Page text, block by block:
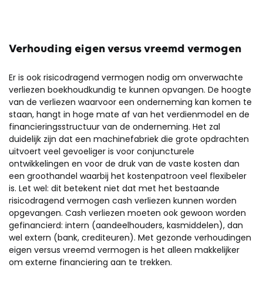
Verhouding eigen versus vreemd vermogen
Er is ook risicodragend vermogen nodig om onverwachte
verliezen boekhoudkundig te kunnen opvangen. De hoogte
van de verliezen waarvoor een onderneming kan komen te
staan, hangt in hoge mate af van het verdienmodel en de
financieringsstructuur van de onderneming. Het zal
duidelijk zijn dat een machinefabriek die grote opdrachten
uitvoert veel gevoeliger is voor conjuncturele
ontwikkelingen en voor de druk van de vaste kosten dan
een groothandel waarbij het kostenpatroon veel flexibeler
is. Let wel: dit betekent niet dat met het bestaande
risicodragend vermogen cash verliezen kunnen worden
opgevangen. Cash verliezen moeten ook gewoon worden
gefinancierd: intern (aandeelhouders, kasmiddelen), dan
wel extern (bank, crediteuren). Met gezonde verhoudingen
eigen versus vreemd vermogen is het alleen makkelijker
om externe financiering aan te trekken.